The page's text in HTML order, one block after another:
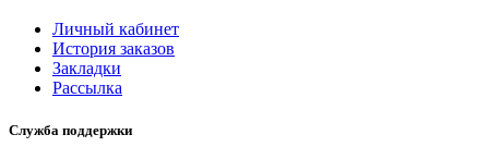
Личный кабинет
История заказов
Закладки
Рассылка
Служба поддержки